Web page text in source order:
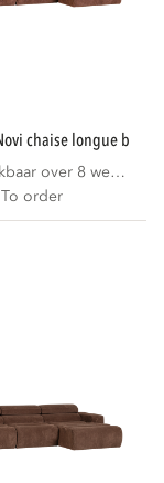
novi chaise longue bank
Beschikbaar over 8 weken
To order